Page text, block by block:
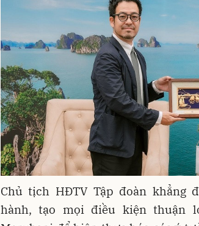
Chủ tịch HĐTV Tập đoàn khẳng
hành, tạo mọi điều kiện thuận